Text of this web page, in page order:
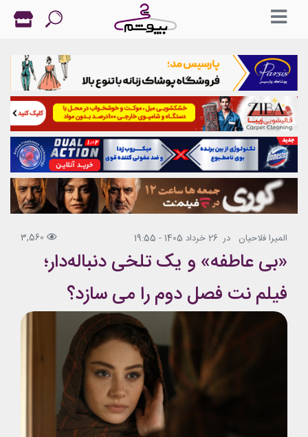
المیرا فلاحیان در 26 خرداد 1405 - 19:55 3,560
«بی عاطفه» و یک تلخی دنباله‌دار؛
فیلم نت فصل دوم را می سازد؟